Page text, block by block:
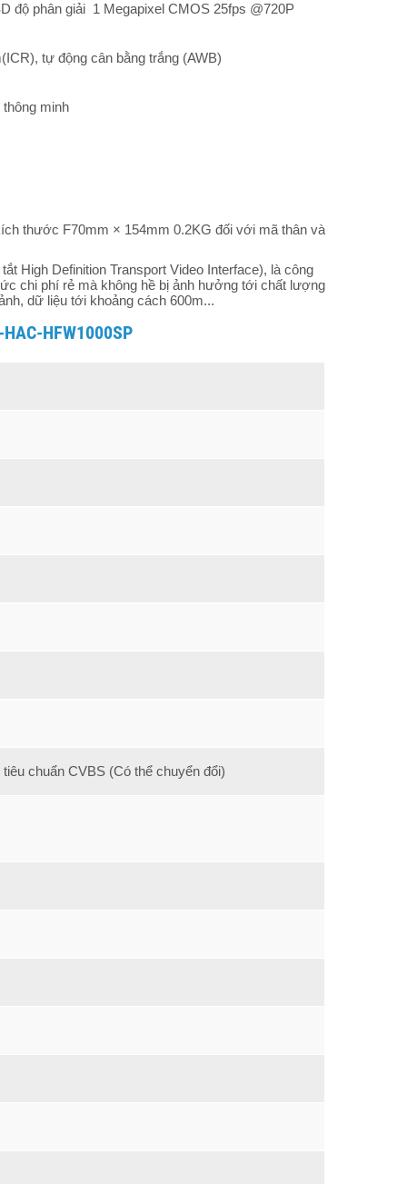
độ phân giải 1 Megapixel CMOS 25fps @720P
tự động cân bằng trắng (AWB)
minh
thước F70mm × 154mm 0.2KG đối với mã thân và
High Definition Transport Video Interface), là công
chi phí rẻ mà không hề bị ảnh hưởng tới chất lượng
dữ liệu tới khoảng cách 600m...
HFW1000SP
chuẩn CVBS (Có thể chuyển đổi)